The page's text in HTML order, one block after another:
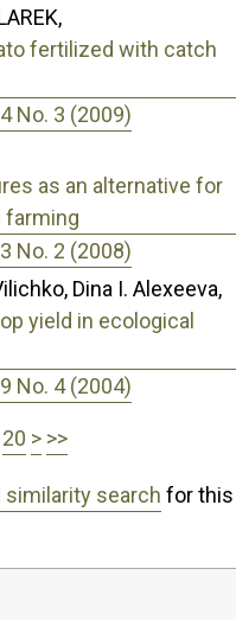
fertilized with catch
No. 3 (2009)
as an alternative for
farming
No. 2 (2008)
Dina I. Alexeeva,
yield in ecological
No. 4 (2004)
20 > >>
similarity search for this